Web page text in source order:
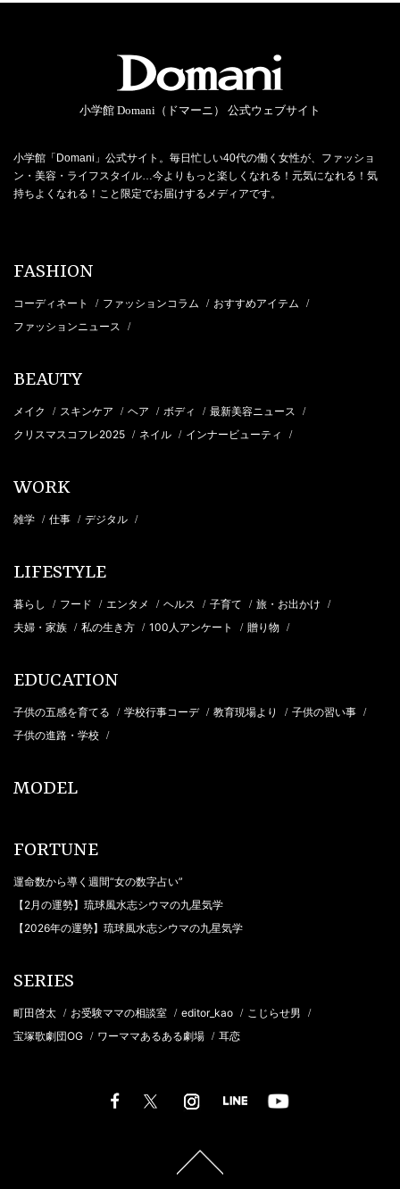
小学館 Domani（ドマーニ） 公式ウェブサイト
小学館「Domani」公式サイト。毎日忙しい40代の働く女性が、ファッショ
ン・美容・ライフスタイル…今よりもっと楽しくなれる！元気になれる！気
持ちよくなれる！こと限定でお届けするメディアです。
FASHION
コーディネート / ファッションコラム / おすすめアイテム /
ファッションニュース /
BEAUTY
メイク / スキンケア / ヘア / ボディ / 最新美容ニュース /
クリスマスコフレ2025 / ネイル / インナービューティ /
WORK
雑学 / 仕事 / デジタル /
LIFESTYLE
暮らし / フード / エンタメ / ヘルス / 子育て / 旅・お出かけ /
夫婦・家族 / 私の生き方 / 100人アンケート / 贈り物 /
EDUCATION
子供の五感を育てる / 学校行事コーデ / 教育現場より / 子供の習い事 /
子供の進路・学校 /
MODEL
FORTUNE
運命数から導く週間“女の数字占い”
【2月の運勢】琉球風水志シウマの九星気学
【2026年の運勢】琉球風水志シウマの九星気学
SERIES
町田啓太 / お受験ママの相談室 / editor_kao / こじらせ男 /
宝塚歌劇団OG / ワーママあるある劇場 / 耳恋